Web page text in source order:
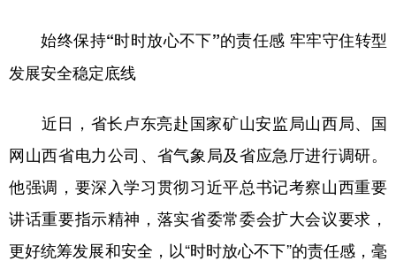
访谈 视频 图片 政务
法律 中央文件
人居
学术中国 乡村振兴 银龄 溯源中国
城市 旅游 能源 会展
彩票 娱乐 时尚 悦读
公益 一带一路 亚太网 上市公司
始终保持“时时放心不下”的责任感 牢牢守住转型
发展安全稳定底线
近日，省长卢东亮赴国家矿山安监局山西局、国
网山西省电力公司、省气象局及省应急厅进行调研。
他强调，要深入学习贯彻习近平总书记考察山西重要
讲话重要指示精神，落实省委常委会扩大会议要求，
更好统筹发展和安全，以“时时放心不下”的责任感，毫